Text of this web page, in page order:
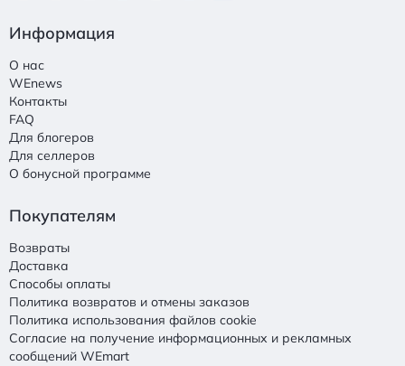
Информация
О нас
WEnews
Контакты
FAQ
Для блогеров
Для селлеров
О бонусной программе
Покупателям
Возвраты
Доставка
Способы оплаты
Политика возвратов и отмены заказов
Политика использования файлов cookie
Согласие на получение информационных и рекламных
сообщений WEmart